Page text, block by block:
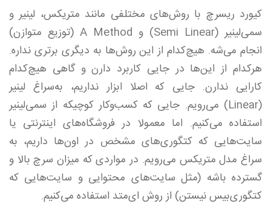
کیورد ریسرچ با روش‌های مختلفی مانند متریکس، لینیر و
سمی‌لینیر (Semi Linear) و A Method (توزیع متوازن)
انجام می‌شه. هیچ‌کدام از این روش‌ها به دیگری برتری نداره.
هرکدام از این‌ها در جایی کاربرد دارن و گاهی هیچ‌کدام
کارایی ندارن. جایی که اصلا ابزار نداریم، به‌سراغ لینیر
(Linear)
می‌رویم. جایی که کسب‌وکار کوچیکه از سمی‌لینیر
استفاده می‌کنیم. اما معمولا در فروشگاه‌های اینترنتی یا
سایت‌هایی که کتگوری‌های مشخص در اون‌ها داریم، به
سراغ مدل متریکس می‌رویم. در مواردی که میزان سرچ بالا و
گسترده باشه (مثل سایت‌های محتوایی و سایت‌هایی که
کتگوری‌بیس نیستن) از روش ای‌متد استفاده می‌کنیم.